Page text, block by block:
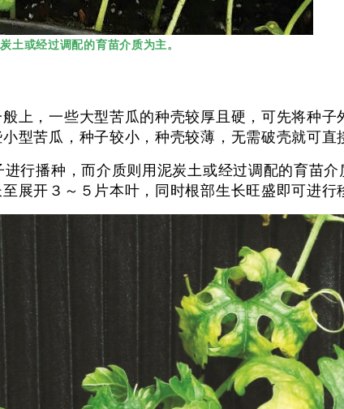
土或经过调配的育苗介质为主。
上，一些大型苦瓜的种壳较厚且硬，可先将种
型苦瓜，种子较小，种壳较薄，无需破壳就可直
行播种，而介质则用泥炭土或经过调配的育苗
展开３～５片本叶，同时根部生长旺盛即可进行